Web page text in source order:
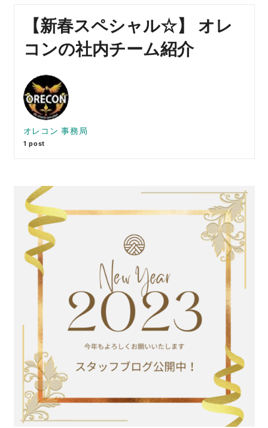
【新春スペシャル☆】 オレ
コンの社内チーム紹介
オレコン 事務局
1 post